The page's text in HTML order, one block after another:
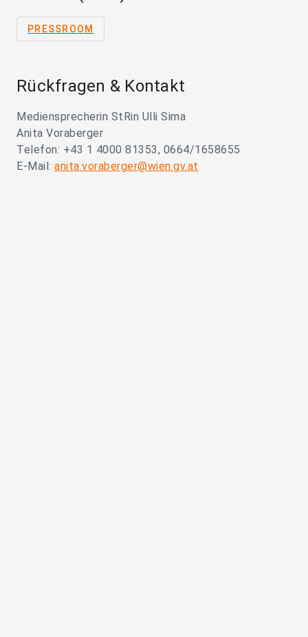
PRESSROOM
Rückfragen & Kontakt
Mediensprecherin StRin Ulli Sima
Anita Voraberger
Telefon: +43 1 4000 81353, 0664/1658655
E-Mail: anita.voraberger@wien.gv.at